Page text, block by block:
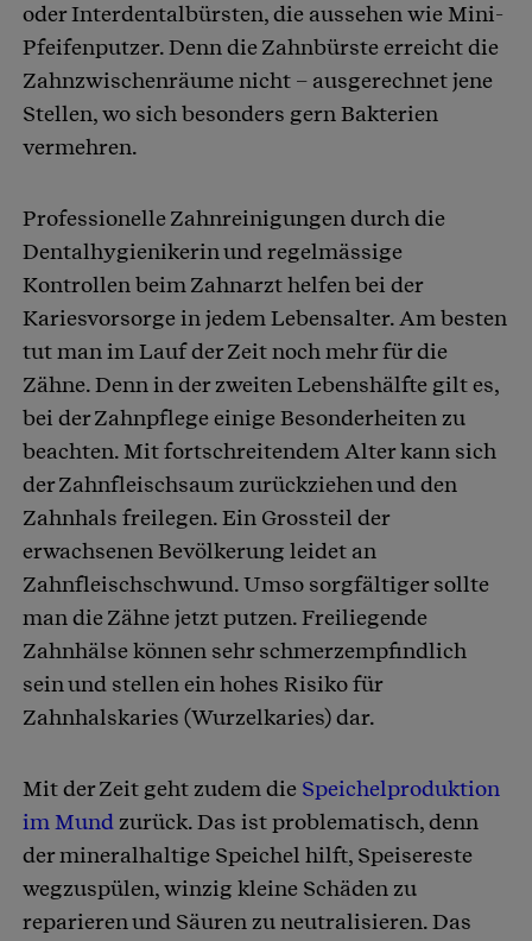
oder Interdentalbürsten, die aussehen wie Mini-
Pfeifenputzer. Denn die Zahnbürste erreicht die
Zahnzwischenräume nicht – ausgerechnet jene
Stellen, wo sich besonders gern Bakterien
vermehren.
Professionelle Zahnreinigungen durch die
Dentalhygienikerin und regelmässige
Kontrollen beim Zahnarzt helfen bei der
Kariesvorsorge in jedem Lebensalter. Am besten
tut man im Lauf der Zeit noch mehr für die
Zähne. Denn in der zweiten Lebenshälfte gilt es,
bei der Zahnpflege einige Besonderheiten zu
beachten. Mit fortschreitendem Alter kann sich
der Zahnfleischsaum zurückziehen und den
Zahnhals freilegen. Ein Grossteil der
erwachsenen Bevölkerung leidet an
Zahnfleischschwund. Umso sorgfältiger sollte
man die Zähne jetzt putzen. Freiliegende
Zahnhälse können sehr schmerzempfindlich
sein und stellen ein hohes Risiko für
Zahnhalskaries (Wurzelkaries) dar.
Mit der Zeit geht zudem die Speichelproduktion
im Mundzurück. Das ist problematisch, denn
der mineralhaltige Speichel hilft, Speisereste
wegzuspülen, winzig kleine Schäden zu
reparieren und Säuren zu neutralisieren. Das